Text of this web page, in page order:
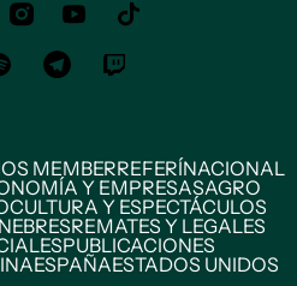
MEMBERREFERÍNACIONAL
Y EMPRESASAGRO
CULTURA Y ESPECTÁCULOS
REMATES Y LEGALES
PUBLICACIONES
ESPAÑAESTADOS UNIDOS